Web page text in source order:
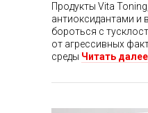
Продукты Vita
антиоксидантами
бороться с
от агрессивных
среды Читать далее